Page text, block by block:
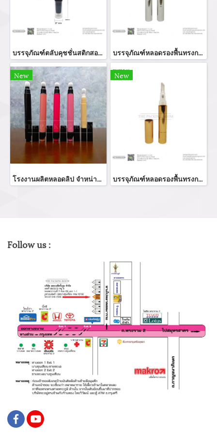
บรรจุภัณฑ์ตลับคุชชั่นสติกสองหัวสีขี้ม้าฝาปิดโปร่งใส บรรจุภัณฑ์หลอดรองพื้นทรงกลมสีเงินเงาใช้งานแบบหมุน
New
โรงงานผลิตหลอดลิป จำหน่ายหลอดคอนซีลเลอร์ รับผลิตหลอดลิปหัวฟองน้ำทรงสวยหรู สามรถนำไปบรรจุภัณฑ์ลิปกลอส ลิปจิ้จุ่ม บรรจุผลิตภัณฑ์คอนซีลเลอร์ บรรจุภัณฑ์หลอดคอนทัวร์
New
บรรจุภัณฑ์หลอดรองพื้นทรงกลมสีทองเงาใช้งานแบบหมุน
Follow us :